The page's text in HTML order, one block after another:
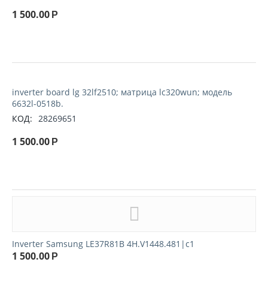
1 500.00 Р
inverter board lg 32lf2510; матрица lc320wun; модель
6632l-0518b.
КОД: 28269651
1 500.00 Р
Inverter Samsung LE37R81B 4H.V1448.481|c1
1 500.00 Р